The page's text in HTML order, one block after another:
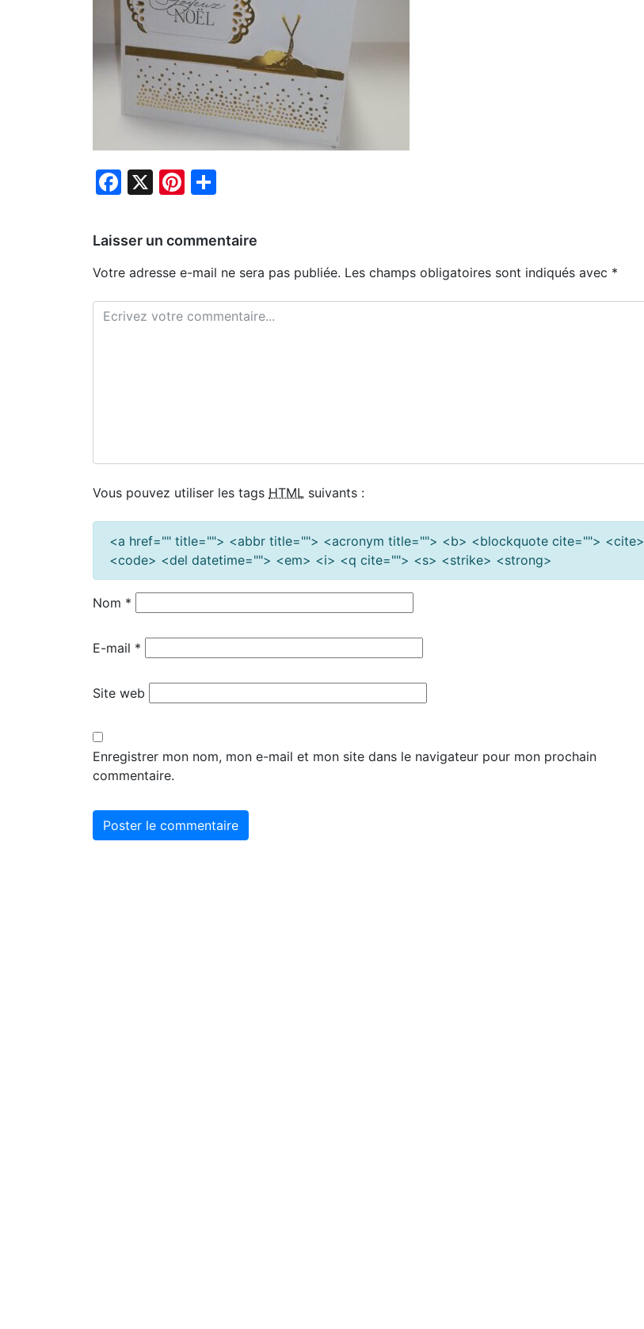
Facebook
X Pinterest
Laisser un commentaire
Votre adresse e-mail ne sera pas publiée. Les champs obligatoires sont indiqués avec *
Vous pouvez utiliser les tags HTML suivants :
<a href="" title=""> <abbr title=""> <acronym title=""> <b> <blockquote cite=""> <cite>
<code> <del datetime=""> <em> <i> <q cite=""> <s> <strike> <strong>
Nom *
E-mail *
Site web
Enregistrer mon nom, mon e-mail et mon site dans le navigateur pour mon prochain
commentaire.